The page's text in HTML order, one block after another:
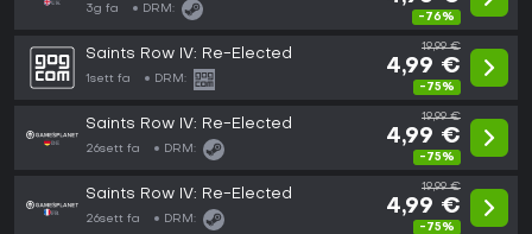
3g fa DRM:
-76%
Saints Row IV: Re-Elected
1sett fa DRM:
19,99 €
4,99 €
-75%
Saints Row IV: Re-Elected
26sett fa DRM:
19,99 €
4,99 €
-75%
Saints Row IV: Re-Elected
26sett fa DRM:
19,99 €
4,99 €
-75%